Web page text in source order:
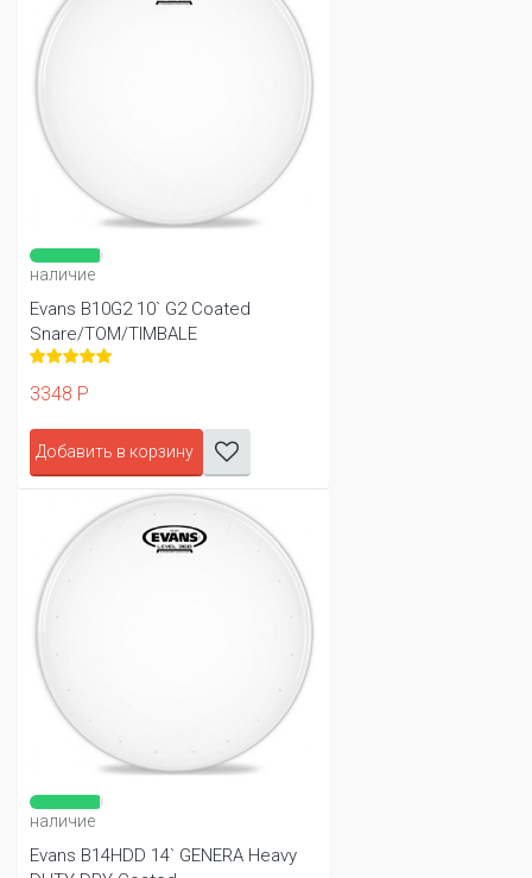
наличие
Evans B14HDD 14` GENERA Heavy
наличие
Evans B10G2 10` G2 Coated
Snare/TOM/TIMBALE
3348 Р
Добавить в корзину